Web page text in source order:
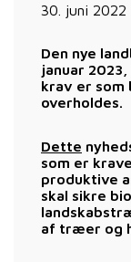
30. juni 2022
Den nye
januar
krav er som
overholdes.
Dette
som er
produktive
skal sikre
af træer og